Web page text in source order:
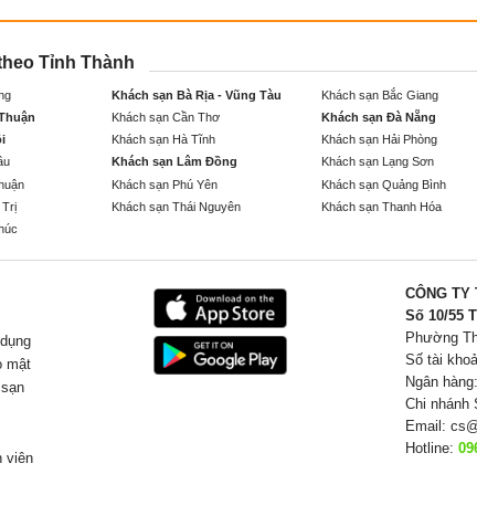
Tỉnh Thành
Khách sạn Bà Rịa - Vũng Tàu Khách sạn Bắc Giang
Khách sạn Cần Thơ Khách sạn Đà Nẵng
Khách sạn Hà Tĩnh Khách sạn Hải Phòng
Khách sạn Lâm Đồng Khách sạn Lạng Sơn
Khách sạn Phú Yên Khách sạn Quảng Bình
Trị
Khách sạn Thái Nguyên Khách sạn Thanh Hóa
mật
viên
CÔNG TY
Số 10/55
Phường
Số tài
Ngân
Chi nhánh
Email:
Hotline: